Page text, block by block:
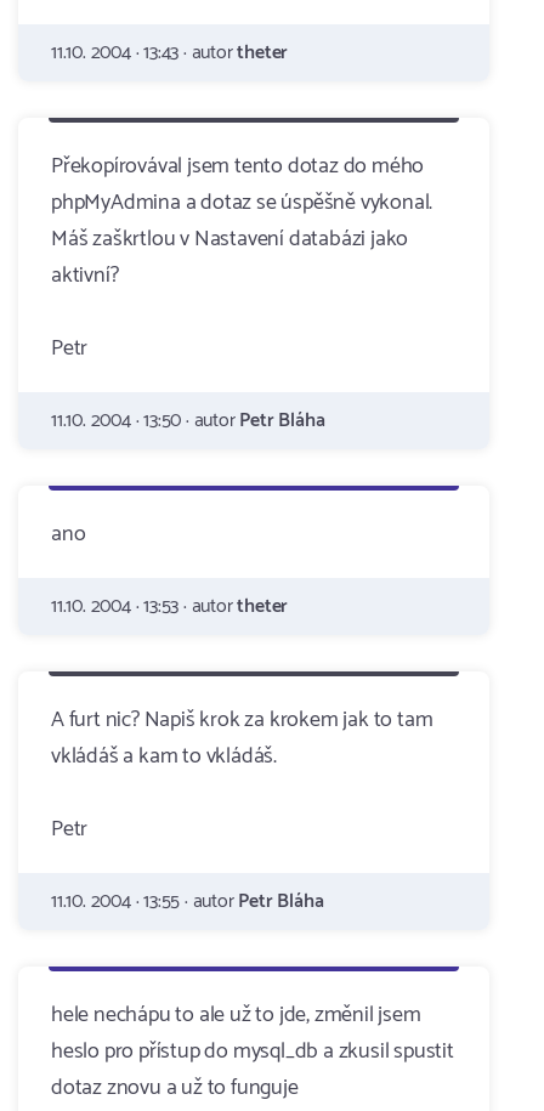
11.10. 2004 · 13:43 · autortheter
Překopírovával jsem tento dotaz do mého
phpMyAdmina a dotaz se úspěšně vykonal.
Máš zaškrtlou v Nastavení databázi jako
aktivní?
Petr
11.10. 2004 · 13:50 · autorPetr Bláha
ano
11.10. 2004 · 13:53 · autortheter
A furt nic? Napiš krok za krokem jak to tam
vkládáš a kam to vkládáš.
Petr
11.10. 2004 · 13:55 · autorPetr Bláha
hele nechápu to ale už to jde, změnil jsem
heslo pro přístup do mysql_db a zkusil spustit
dotaz znovu a už to funguje